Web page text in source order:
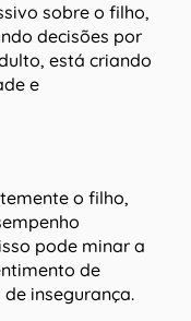
sobre o filho,
decisões por
está criando
e
o filho,
pode minar a
de
insegurança.